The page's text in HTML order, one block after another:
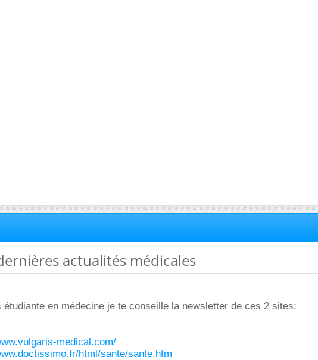
actualités médicales
étudiante en médecine je te conseille la newsletter de ces 2 sites:
medical.com/
html/sante/sante.htm